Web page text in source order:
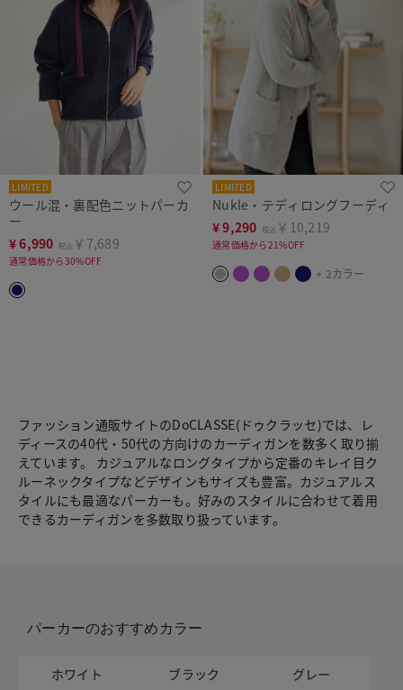
LIMITED
ウール混・裏配色ニットパーカ
ー
¥6,990 税込 ￥7,689
通常価格から30%OFF
LIMITED
Nukle・テディロングフーディ
¥9,290 税込 ￥10,219
通常価格から21%OFF
+ 2カラー
ファッション通販サイトのDoCLASSE(ドゥクラッセ)では、レ
ディースの40代・50代の方向けのカーディガンを数多く取り揃
えています。 カジュアルなロングタイプから定番のキレイ目ク
ルーネックタイプなどデザインもサイズも豊富。カジュアルス
タイルにも最適なパーカーも。好みのスタイルに合わせて着用
できるカーディガンを多数取り扱っています。
パーカーのおすすめカラー
ホワイト ブラック
グレー